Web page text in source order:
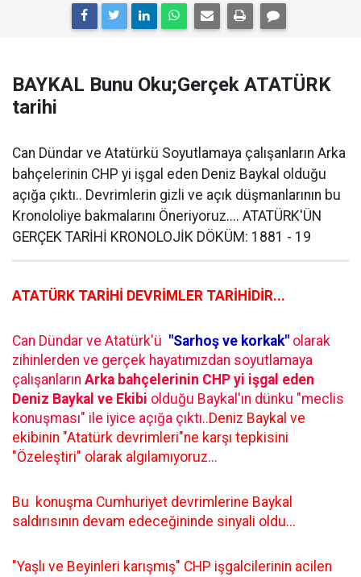
BAYKAL Bunu Oku;Gerçek ATATÜRK
tarihi
Can Dündar ve Atatürkü Soyutlamaya çalışanların Arka
bahçelerinin CHP yi işgal eden Deniz Baykal olduğu
açığa çıktı.. Devrimlerin gizli ve açık düşmanlarının bu
Kronololiye bakmalarını Öneriyoruz.... ATATÜRK'ÜN
GERÇEK TARİHİ KRONOLOJİK DÖKÜM: 1881 - 19
ATATÜRK TARİHİ DEVRİMLER TARİHİDİR...
Can Dündar ve Atatürk'ü "Sarhoş ve korkak" olarak
zihinlerden ve gerçek hayatımızdan soyutlamaya
çalışanların Arka bahçelerinin CHP yi işgal eden
Deniz Baykal ve Ekibi olduğu Baykal'ın dünku "meclis
konuşması" ile iyice açığa çıktı..Deniz Baykal ve
ekibinin "Atatürk devrimleri"ne karşı tepkisini
"Özeleştiri" olarak algılamıyoruz...
Bu konuşma Cumhuriyet devrimlerine Baykal
saldırısının devam edeceğininde sinyali oldu...
"Yaşlı ve Beyinleri karışmış" CHP işgalcilerinin acilen